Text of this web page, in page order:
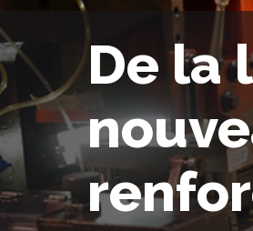
De la